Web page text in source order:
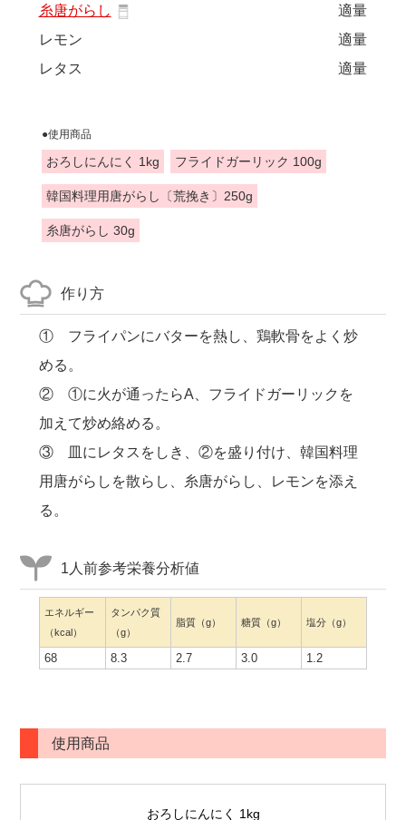
糸唐がらし
適量
レモン
適量
レタス
適量
●使用商品
おろしにんにく 1kg フライドガーリック 100g
韓国料理用唐がらし〔荒挽き〕250g
糸唐がらし 30g
作り方
① フライパンにバターを熱し、鶏軟骨をよく炒
める。
② ①に火が通ったらA、フライドガーリックを
加えて炒め絡める。
③ 皿にレタスをしき、②を盛り付け、韓国料理
用唐がらしを散らし、糸唐がらし、レモンを添え
る。
1人前参考栄養分析値
エネルギー
（kcal）
タンパク質
（g）
脂質（g） 糖質（g） 塩分（g）
68 8.3 2.7 3.0 1.2
使用商品
おろしにんにく 1kg